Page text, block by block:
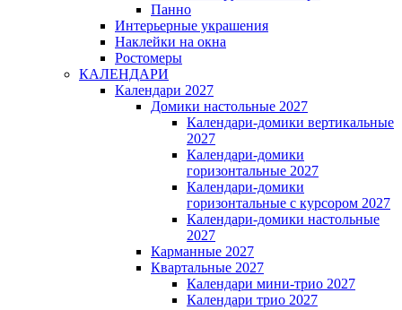
Панно
Интерьерные украшения
Наклейки на окна
Ростомеры
КАЛЕНДАРИ
Календари 2027
Домики настольные 2027
Календари-домики вертикальные
2027
Календари-домики
горизонтальные 2027
Календари-домики
горизонтальные с курсором 2027
Календари-домики настольные
2027
Карманные 2027
Квартальные 2027
Календари мини-трио 2027
Календари трио 2027